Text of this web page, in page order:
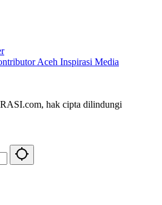
Aceh Inspirasi Media
hak cipta dilindungi